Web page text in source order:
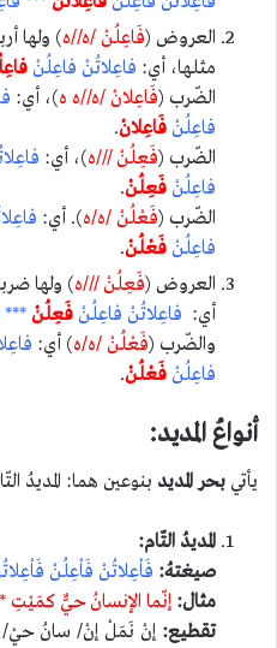
العروض (فَاعِلُنْ /ه//ه) ولها
مثلها، أي: فاعِلاتُنْ فاعِلُنْ
الضّرب (فَاعِلانْ /ه//ه ه)، أي:
فاعِلُنْ فَاعِلانْ.
الضّرب (فَعِلُنْ ///ه)، أي:
فاعِلُنْ فَعِلُنْ.
الضّرب (فَعْلُنْ /ه/ه). أي:
فاعِلُنْ فَعْلُنْ.
العروض (فَعِلُنْ ///ه) ولها
أي: فاعِلاتُنْ فاعِلُنْ فَعِلُنْ ***
والضّرب (فَعْلُنْ /ه/ه) أي:
فاعِلُنْ فَعْلُنْ.
أنواعُ المديد:
يأتي بحر المديد بنوعين هما: المديدُ
المديدُ التّام:
صيغتهُ: فَاْعِلاتُنْ فَاْعِلُنْ
مثال: إنّما الإنسانُ حيٌّ كمَيْتِ
تقطيع: إنْ نَمَلْ إنْ/ سانُ حيْ/